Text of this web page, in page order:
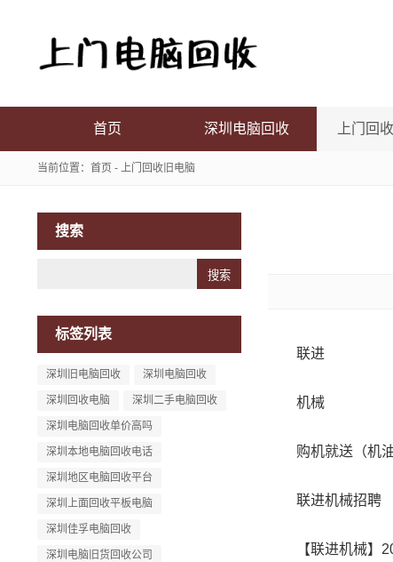
首页 深圳电脑回收 上门回
当前位置： 首页 - 上门回收旧电脑
搜索
标签列表
深圳旧电脑回收 深圳电脑回收
深圳回收电脑 深圳二手电脑回收
深圳电脑回收单价高吗
深圳本地电脑回收电话
深圳地区电脑回收平台
深圳上面回收平板电脑
深圳佳孚电脑回收
深圳电脑旧货回收公司
联进
机械
购机就送（机
联进机械招聘
【联进机械】